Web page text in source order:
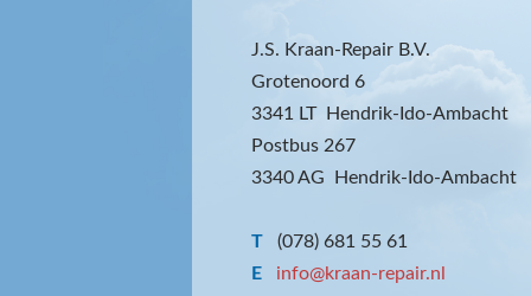
J.S. Kraan-Repair B.V.
Grotenoord 6
3341 LT Hendrik-Ido-Ambacht
Postbus 267
3340 AG Hendrik-Ido-Ambacht
T
(078) 681 55 61
E
info@kraan-repair.nl